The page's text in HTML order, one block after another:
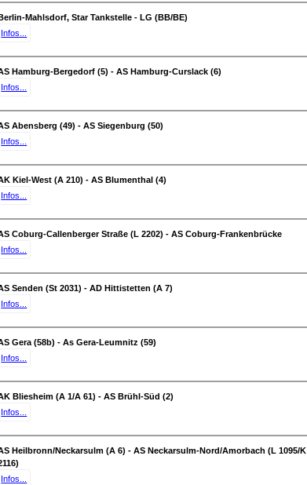
Mahlsdorf, Star Tankstelle - LG (BB/BE)
Infos...
Hamburg-Bergedorf (5) - AS Hamburg-Curslack (6)
Infos...
Abensberg (49) - AS Siegenburg (50)
Infos...
Kiel-West (A 210) - AS Blumenthal (4)
Infos...
Coburg-Callenberger Straße (L 2202) - AS Coburg-Frankenbrücke
Infos...
Senden (St 2031) - AD Hittistetten (A 7)
Infos...
Gera (58b) - As Gera-Leumnitz (59)
Infos...
Bliesheim (A 1/A 61) - AS Brühl-Süd (2)
Infos...
Heilbronn/Neckarsulm (A 6) - AS Neckarsulm-Nord/Amorbach (L 1095/K
Infos...